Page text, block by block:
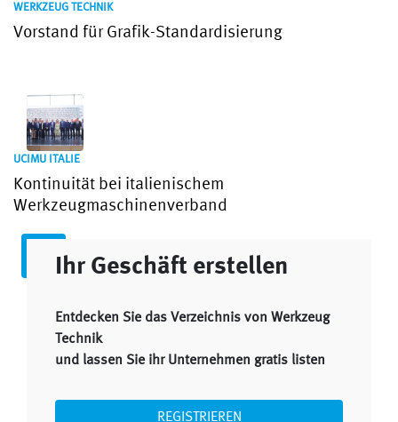
WERKZEUG TECHNIK
Vorstand für Grafik-Standardisierung
UCIMU ITALIE
Kontinuität bei italienischem
Werkzeugmaschinenverband
Ihr Geschäft erstellen
Entdecken Sie das Verzeichnis von Werkzeug
Technik
und lassen Sie ihr Unternehmen gratis listen
REGISTRIEREN